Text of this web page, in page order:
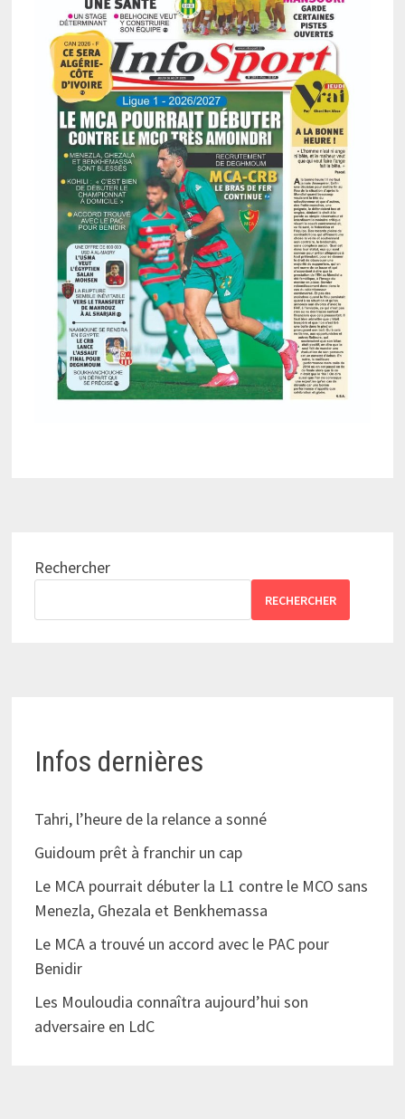
Rechercher
RECHERCHER
Infos dernières
Tahri, l’heure de la relance a sonné
Guidoum prêt à franchir un cap
Le MCA pourrait débuter la L1 contre le MCO sans
Menezla, Ghezala et Benkhemassa
Le MCA a trouvé un accord avec le PAC pour
Benidir
Les Mouloudia connaîtra aujourd’hui son
adversaire en LdC